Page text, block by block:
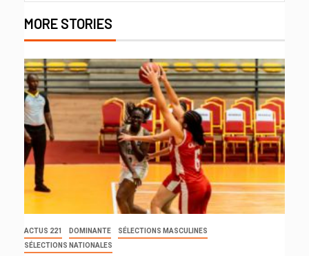
MORE STORIES
ACTUS 221 DOMINANTE
SÉLECTIONS MASCULINES
SÉLECTIONS NATIONALES